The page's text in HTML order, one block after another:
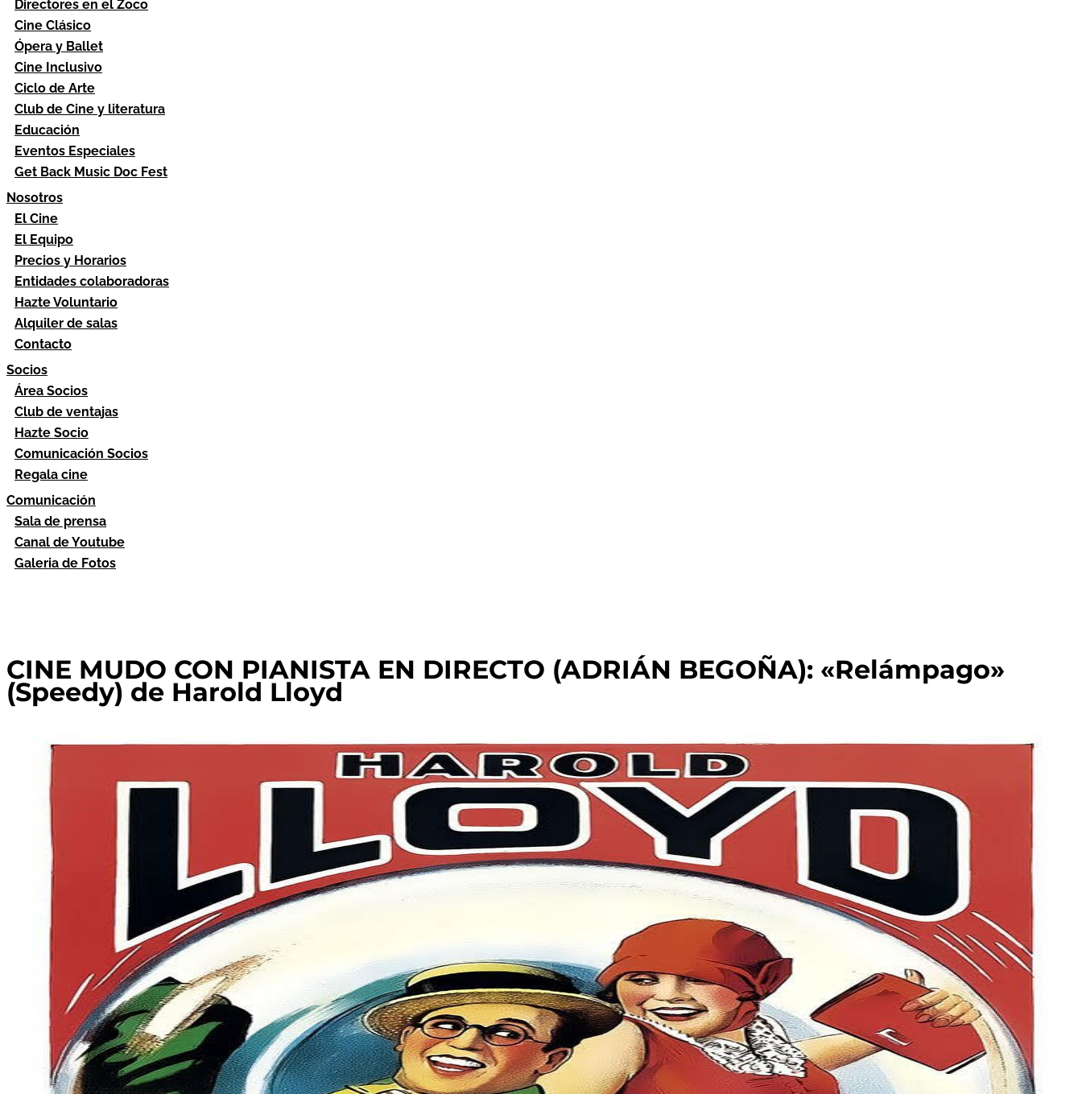
Directores en el Zoco
Cine Clásico
Ópera y Ballet
Cine Inclusivo
Ciclo de Arte
Club de Cine y literatura
Educación
Eventos Especiales
Get Back Music Doc Fest
Nosotros
El Cine
El Equipo
Precios y Horarios
Entidades colaboradoras
Hazte Voluntario
Alquiler de salas
Contacto
Socios
Área Socios
Club de ventajas
Hazte Socio
Comunicación Socios
Regala cine
Comunicación
Sala de prensa
Canal de Youtube
Galeria de Fotos
CINE MUDO CON PIANISTA EN DIRECTO (ADRIÁN BEGOÑA): «Relámpago»
(Speedy) de Harold Lloyd